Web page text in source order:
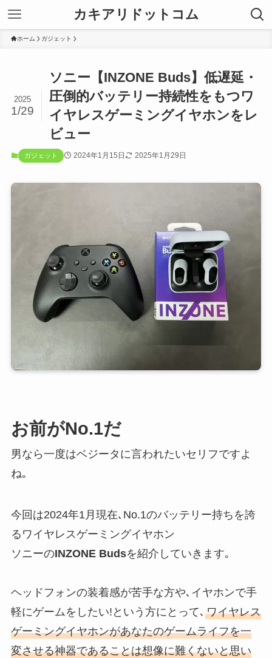
カキアリドットコム
ホーム ガジェット
ソニー【INZONE Buds】低遅延・
圧倒的バッテリー持続性をもつワ
イヤレスゲーミングイヤホンをレ
ビュー
2025
1/29
ガジェット 2024年1月15日 2025年1月29日
お前がNo.1だ
男なら一度はベジータに言われたいセリフですよ
ね｡
今回は2024年1月現在､No.1のバッテリー持ちを誇
るワイヤレスゲーミングイヤホン
ソニーのINZONE Budsを紹介していきます｡
ヘッドフォンの装着感が苦手な方や､イヤホンで手
軽にゲームをしたい!という方にとって､ ワイヤレス
ゲーミングイヤホンがあなたのゲームライフを一
変させる神器であることは想像に難くないと思い